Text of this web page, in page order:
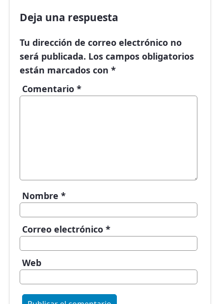
Deja una respuesta
Tu dirección de correo electrónico no
será publicada. Los campos obligatorios
están marcados con *
Comentario *
Nombre *
Correo electrónico *
Web